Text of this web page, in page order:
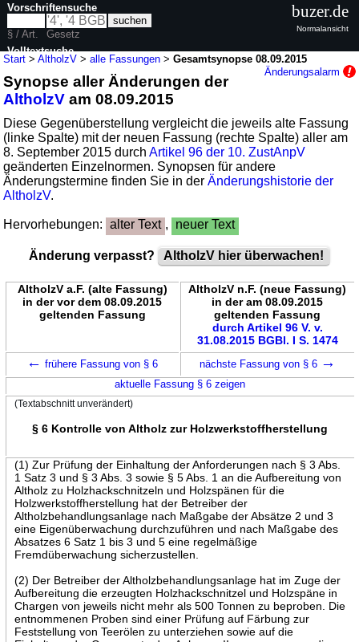
Start >AltholzV >alle Fassungen >Gesamtsynopse 08.09.2015
Änderungsalarm
Synopse aller Änderungen der
AltholzV am 08.09.2015
Diese Gegenüberstellung vergleicht die jeweils alte Fassung
(linke Spalte) mit der neuen Fassung (rechte Spalte) aller am
8. September 2015 durchArtikel 96 der 10. ZustAnpV
geänderten Einzelnormen. Synopsen für andere
Änderungstermine finden Sie in derÄnderungshistorie der
AltholzV.
Hervorhebungen: alter Text , neuer Text
Änderung verpasst? AltholzV hier überwachen!
AltholzV a.F. (alte Fassung)
in der vor dem 08.09.2015
geltenden Fassung
AltholzV n.F. (neue Fassung)
in der am 08.09.2015
geltenden Fassung
durch Artikel 96 V. v.
31.08.2015 BGBl. I S. 1474
← frühere Fassung von § 6 nächste Fassung von § 6 →
aktuelle Fassung § 6 zeigen
(Textabschnitt unverändert)
§ 6 Kontrolle von Altholz zur Holzwerkstoffherstellung
(1) Zur Prüfung der Einhaltung der Anforderungen nach § 3 Abs.
1 Satz 3 und § 3 Abs. 3 sowie § 5 Abs. 1 an die Aufbereitung von
Altholz zu Holzhackschnitzeln und Holzspänen für die
Holzwerkstoffherstellung hat der Betreiber der
Altholzbehandlungsanlage nach Maßgabe der Absätze 2 und 3
eine Eigenüberwachung durchzuführen und nach Maßgabe des
Absatzes 6 Satz 1 bis 3 und 5 eine regelmäßige
Fremdüberwachung sicherzustellen.
(2) Der Betreiber der Altholzbehandlungsanlage hat im Zuge der
Aufbereitung die erzeugten Holzhackschnitzel und Holzspäne in
Chargen von jeweils nicht mehr als 500 Tonnen zu beproben. Die
entnommenen Proben sind einer Prüfung auf Färbung zur
Feststellung von Teerölen zu unterziehen sowie auf die
Vorschriftensuche
§ / Art.
Gesetz
Volltextsuche
nur in AltholzV
buzer.de
Normalansicht